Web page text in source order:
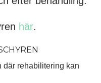
här.
där rehabilitering kan